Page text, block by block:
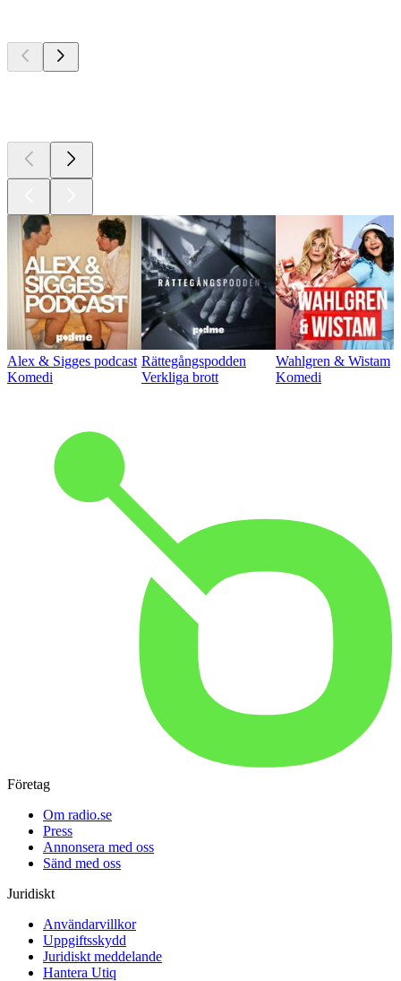
Alex & Sigges podcast
Komedi
Rättegångspodden
Verkliga brott
Wahlgren & Wistam
Komedi
Företag
Om radio.se
Press
Annonsera med oss
Sänd med oss
Juridiskt
Användarvillkor
Uppgiftsskydd
Juridiskt meddelande
Hantera Utiq